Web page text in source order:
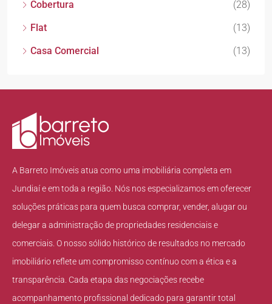
Cobertura
(28)
Flat
(13)
Casa Comercial
(13)
A Barreto Imóveis atua como uma imobiliária completa em
Jundiaí e em toda a região. Nós nos especializamos em oferecer
soluções práticas para quem busca comprar, vender, alugar ou
delegar a administração de propriedades residenciais e
comerciais. O nosso sólido histórico de resultados no mercado
imobiliário reflete um compromisso contínuo com a ética e a
transparência. Cada etapa das negociações recebe
acompanhamento profissional dedicado para garantir total